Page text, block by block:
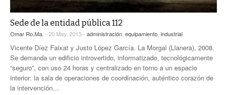
Sede de la entidad pública 112
Omar Ro.Ma. - 20 May, 2015 - administración, equipamiento, industrial
Vicente Díez Faixat y Justo López García. La Morgal (Llanera), 2008.
Se demanda un edificio introvertido, informatizado, tecnológicamente
“seguro”, con uso 24 horas y centralizado en torno a un espacio
interior: la sala de operaciones de coordinación, auténtico corazón de
la intervención…